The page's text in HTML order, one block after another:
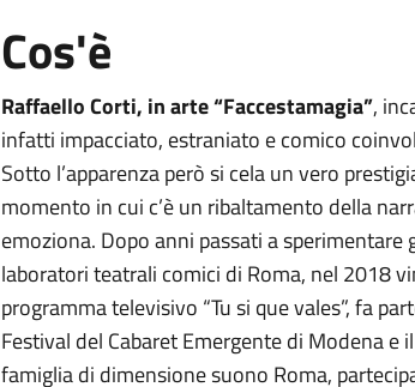
Cos'è
Raffaello Corti, in arte “Faccestamagia”,
infatti impacciato, estraniato e comico
Sotto l’apparenza però si cela un vero
momento in cui c’è un ribaltamento della
emoziona. Dopo anni passati a
laboratori teatrali comici di Roma, nel 2018
programma televisivo “Tu si que vales”, fa
Festival del Cabaret Emergente di Modena
famiglia di dimensione suono Roma,